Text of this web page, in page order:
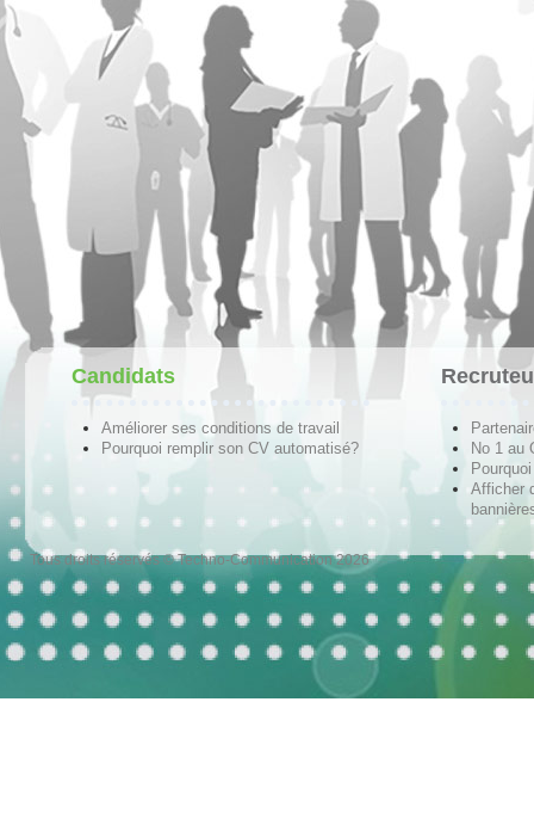
Candidats
Améliorer ses conditions de travail
Pourquoi remplir son CV automatisé?
No 1 au
Afficher
Tous droits réservés © Techno-Communication 2026